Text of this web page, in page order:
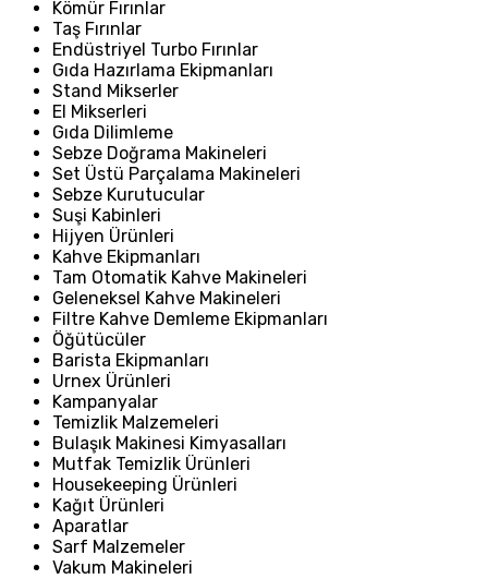
Kömür Fırınlar
Taş Fırınlar
Endüstriyel Turbo Fırınlar
Gıda Hazırlama Ekipmanları
Stand Mikserler
El Mikserleri
Gıda Dilimleme
Sebze Doğrama Makineleri
Set Üstü Parçalama Makineleri
Sebze Kurutucular
Suşi Kabinleri
Hijyen Ürünleri
Kahve Ekipmanları
Tam Otomatik Kahve Makineleri
Geleneksel Kahve Makineleri
Filtre Kahve Demleme Ekipmanları
Öğütücüler
Barista Ekipmanları
Urnex Ürünleri
Kampanyalar
Temizlik Malzemeleri
Bulaşık Makinesi Kimyasalları
Mutfak Temizlik Ürünleri
Housekeeping Ürünleri
Kağıt Ürünleri
Aparatlar
Sarf Malzemeler
Vakum Makineleri